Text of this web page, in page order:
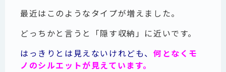
最近はこのようなタイプが増えました。
どっちかと言うと「隠す収納」に近いです。
はっきりとは見えないけれども、 何となくモ
ノのシルエットが見えています。